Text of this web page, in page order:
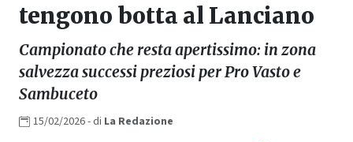
tengono botta al Lanciano
Campionato che resta apertissimo: in zona
salvezza successi preziosi per Pro Vasto e
Sambuceto
15/02/2026- di La Redazione